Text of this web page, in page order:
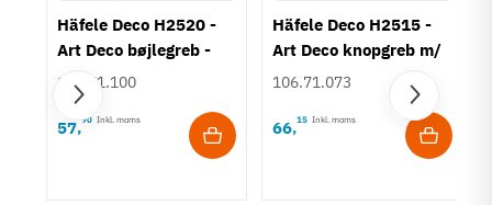
Häfele Deco H2520 -
Art Deco bøjlegreb -
Børstet guldfarvet
106.71.100
57,90 Inkl. moms
Häfele Deco H2515 -
Art Deco knopgreb m/
struktur - Bronzefarve
106.71.073
66,15 Inkl. moms